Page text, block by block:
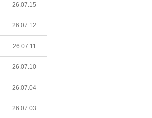
26.07.15
26.07.12
26.07.11
26.07.10
26.07.04
26.07.03